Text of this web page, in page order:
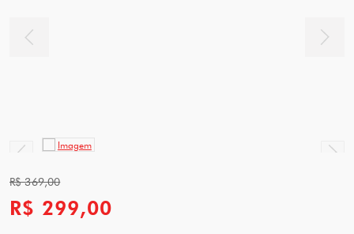
R$ 369,00
R$ 299,00